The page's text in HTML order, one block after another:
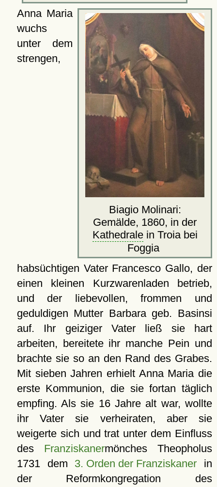
Biagio Molinari:
Gemälde, 1860, in der
Kathedralein Troia bei
Foggia
Anna Maria
wuchs
unter dem
strengen,
habsüchtigen Vater Francesco Gallo, der
einen kleinen Kurzwarenladen betrieb,
und der liebevollen, frommen und
geduldigen Mutter Barbara geb. Basinsi
auf. Ihr geiziger Vater ließ sie hart
arbeiten, bereitete ihr manche Pein und
brachte sie so an den Rand des Grabes.
Mit sieben Jahren erhielt Anna Maria die
erste Kommunion, die sie fortan täglich
empfing. Als sie 16 Jahre alt war, wollte
ihr Vater sie verheiraten, aber sie
weigerte sich und trat unter dem Einfluss
des Franziskanermönches Theopholus
1731 dem 3. Orden der Franziskaner in
der Reformkongregation des